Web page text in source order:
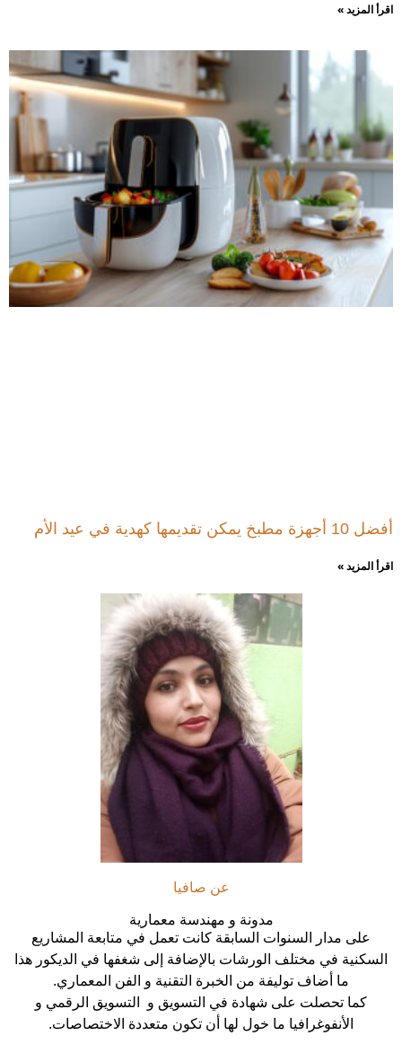
اقرأ المزيد »
أفضل 10 أجهزة مطبخ يمكن تقديمها كهدية في عيد الأم
اقرأ المزيد »
عن صافيا
مدونة و مهندسة معمارية
على مدار السنوات السابقة كانت تعمل في متابعة المشاريع
السكنية في مختلف الورشات بالإضافة إلى شغفها في الديكور هذا
ما أضاف توليفة من الخبرة التقنية و الفن المعماري.
كما تحصلت على شهادة في التسويق و التسويق الرقمي و
الأنفوغرافيا ما خول لها أن تكون متعددة الاختصاصات.